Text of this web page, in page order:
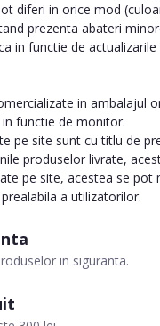
in siguranta.
diferi in orice mod
prezenta abateri
in functie de
in ambalajul
functie de monitor.
pe site sunt cu titlu de
produselor livrate,
pe site, acestea se
a utilizatorilor.